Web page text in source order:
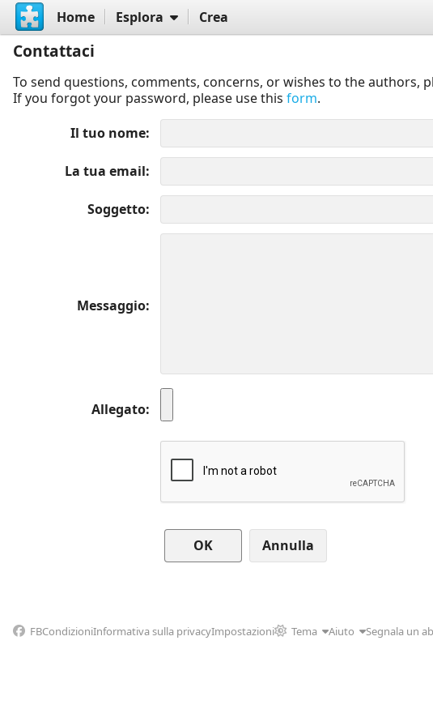
Home Esplora Crea
Contattaci
To send questions, comments, concerns, or wishes to the
If you forgot your password, please use this form.
Il tuo nome
La tua email
Soggetto
Messaggio
Allegato
Annulla
FBCondizioniInformativa sulla privacyImpostazioni Tema Aiuto Segnala un